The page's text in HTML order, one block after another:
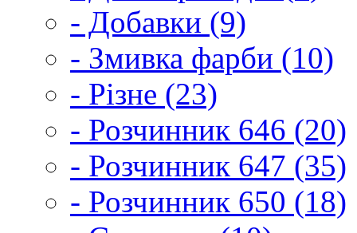
- Добавки (9)
- Змивка фарби (10)
- Різне (23)
- Розчинник 646 (20)
- Розчинник 647 (35)
- Розчинник 650 (18)